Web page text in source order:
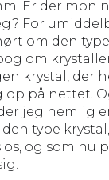
Er der mon
For
om den
om
krystal, der
op på nettet.
jeg nemlig
type
og som nu